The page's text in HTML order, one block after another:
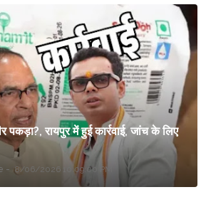
पकड़ा?, रायपुर में हुई कार्रवाई, जांच के लिए
8/06/2026 10:09:00 PM